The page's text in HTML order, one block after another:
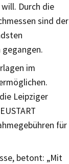
Durch die
sind der
im
Leipziger
für
betont: „Mit